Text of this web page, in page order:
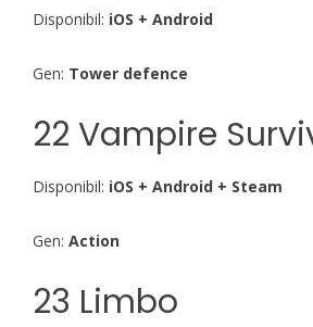
Disponibil: iOS + Android
Gen: Tower defence
22 Vampire
Disponibil: iOS + Android + Steam
Gen: Action
23 Limbo